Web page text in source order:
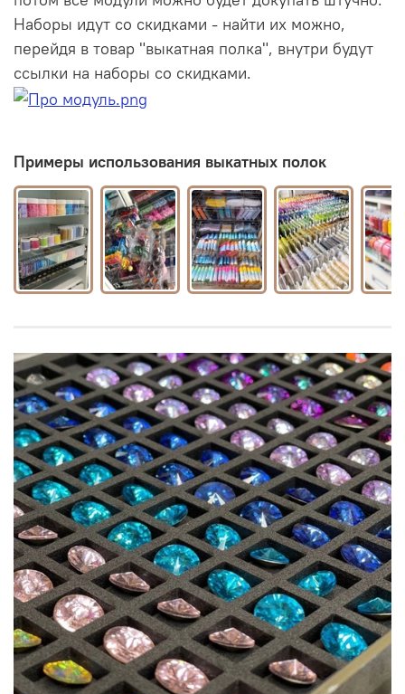
Наборы идут со скидками - найти их можно,
перейдя в товар "выкатная полка", внутри будут
ссылки на наборы со скидками.
Примеры использования выкатных полок